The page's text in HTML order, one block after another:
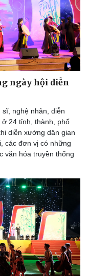
thời sự
đêm khuya
tình yêu
cho bé
tâm hồn
ngày hội diễn
nghệ nhân, diễn
24 tỉnh, thành, phố
diễn xướng dân gian
các đơn vị có những
văn hóa truyền thống